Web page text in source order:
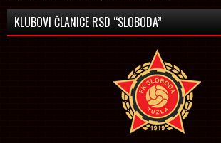
KLUBOVI ČLANICE RSD “SLOBODA”